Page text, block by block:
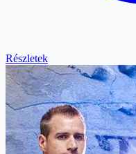
Részletek